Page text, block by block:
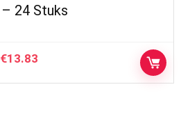
– 24 Stuks
€13.83